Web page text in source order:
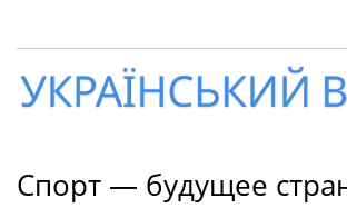
Український
вісник
Спорт — будущее